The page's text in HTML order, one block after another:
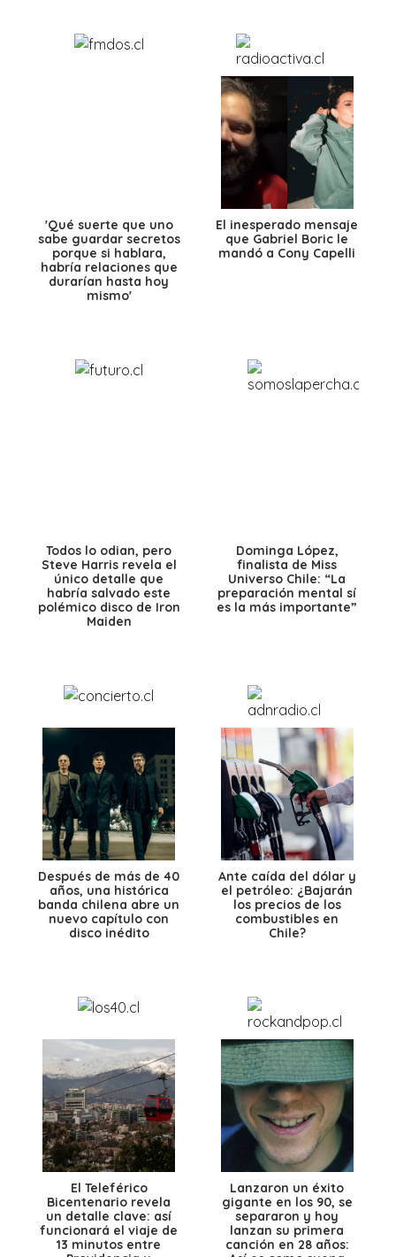
'Qué suerte que uno
sabe guardar secretos
porque si hablara,
habría relaciones que
durarían hasta hoy
mismo'
El inesperado mensaje
que Gabriel Boric le
mandó a Cony Capelli
Todos lo odian, pero
Steve Harris revela el
único detalle que
habría salvado este
polémico disco de Iron
Maiden
Dominga López,
finalista de Miss
Universo Chile: “La
preparación mental sí
es la más importante”
Después de más de 40
años, una histórica
banda chilena abre un
nuevo capítulo con
disco inédito
Ante caída del dólar y
el petróleo: ¿Bajarán
los precios de los
combustibles en
Chile?
El Teleférico
Bicentenario revela
un detalle clave: así
funcionará el viaje de
13 minutos entre
Lanzaron un éxito
gigante en los 90, se
separaron y hoy
lanzan su primera
canción en 28 años: